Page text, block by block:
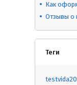
Как
Отзывы о
Теги
testvida20